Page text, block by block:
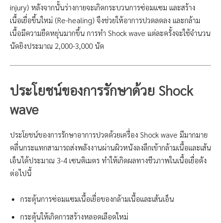
injury) หลังจากนั้นร่างกายจะเกิดกระบวนการซ่อมแซม และสร้าง
เนื้อเยื่อขึ้นใหม่ (Re-healing) จึงช่วยให้อาการปวดลดลง และกล้าม
เนื้อมีความยืดหยุ่นมากขึ้น การทำ Shock wave แต่ละครั้งจะใช้จำนวน
นัดยิงประมาณ 2,000-3,000 นัด
ประโยชน์ของการรักษาด้วย Shock
wave
ประโยชน์ของการรักษาอาการปวดด้วยเครื่อง Shock wave มีมากมาย
คลื่นกระแทกสามารถส่งพลังงานผ่านผิวหนังลงลึกเข้ากล้ามเนื้อและเส้น
เอ็นได้ประมาณ 3-4 เซนติเมตร ทำให้เกิดผลทางชีวภาพในเนื้อเยื่อดัง
ต่อไปนี้
กระตุ้นการซ่อมแซมเนื้อเยื่อของกล้ามเนื้อและเส้นเอ็น
กระตุ้นให้เกิดการสร้างหลอดเลือดใหม่